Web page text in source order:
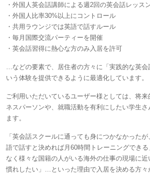
・外国人英会話講師による週2回の英会話レッス
・外国人比率30%以上にコントロール
・共用ラウンジでは英語で話すルール
・毎月国際交流パーティーを開催
・英会話習得に熱心な方のみ入居を許可
…などの要素で、居住者の方々に「実践的な英会
いう体験を提供できるように最適化しています。
ご利用いただいているユーザー様としては、将
ネスパーソンや、就職活動を有利にしたい学生
ます。
「英会話スクールに通っても身につかなかった
語で話すと決めれば月60時間トレーニングでき
なく様々な国籍の人がいる海外の仕事の現場に
慣れしたい」…といった理由で入居を決める方々